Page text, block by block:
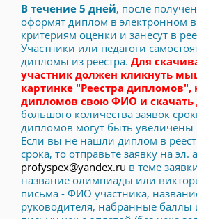
В течение 5 дней, после
оформят диплом в электронном
критериям оценки и занесут в
Участники или педагоги
дипломы из реестра. Для
участник должен кликнуть
картинке "Реестра дипломов",
дипломов свою ФИО и
большого количества заявок
дипломов могут быть увеличены
Если вы не нашли диплом в
срока, то отправьте заявку на эл.
profyspex@yandex.ru в теме
название олимпиады или
письма - ФИО участника,
руководителя, набранные баллы